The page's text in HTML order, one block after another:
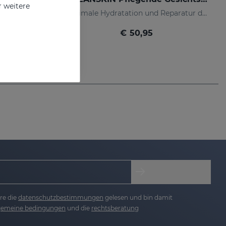
Maximale Hydratation und Reparatur der Haut
€ 50,95
diedatenschutzbestimmungen gelesen und bin damit
bedingungen und die rechtsberatung
weitere